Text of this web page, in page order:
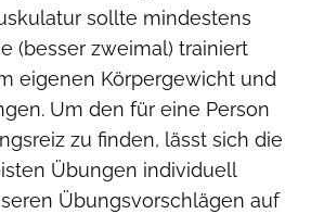
sollte mindestens
(besser zweimal) trainiert
eigenen Körpergewicht und
Um den für eine Person
zu finden, lässt sich die
Übungen individuell
Übungsvorschlägen auf